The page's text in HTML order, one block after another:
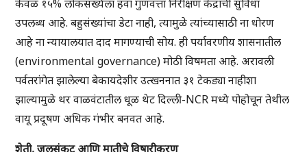
केवळ १५% लोकसंख्येला हवा गुणवत्ता निरीक्षण केंद्राची सुविधा
उपलब्ध आहे. बहुसंख्यांचा डेटा नाही, त्यामुळे त्यांच्यासाठी ना धोरण
आहे ना न्यायालयात दाद मागण्याची सोय. ही पर्यावरणीय शासनातील
(environmental governance) मोठी विषमता आहे. अरावली
पर्वतरांगेत झालेल्या बेकायदेशीर उत्खननात ३१ टेकड्या नाहीशा
झाल्यामुळे थर वाळवंटातील धूळ थेट दिल्ली-NCR मध्ये पोहोचून तेथील
वायू प्रदूषण अधिक गंभीर बनवत आहे.
शेती, जलसंकट आणि मातीचे विषारीकरण